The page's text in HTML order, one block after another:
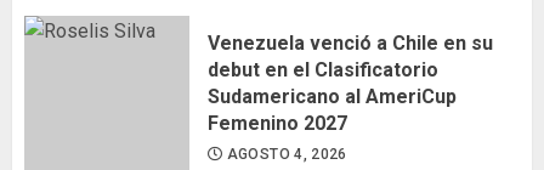
Venezuela venció a Chile en su
debut en el Clasificatorio
Sudamericano al AmeriCup
Femenino 2027
AGOSTO 4, 2026